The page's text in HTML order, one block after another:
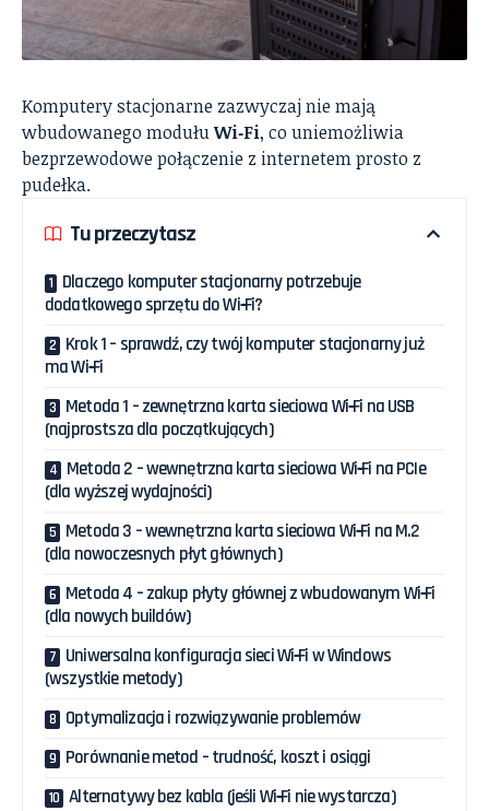
Komputery stacjonarne zazwyczaj nie mają
wbudowanego modułuWi‑Fi, co uniemożliwia
bezprzewodowe połączenie z internetem prosto z
pudełka.
Tu przeczytasz
Dlaczego komputer stacjonarny potrzebuje
dodatkowego sprzętu do Wi‑Fi?
Krok 1 – sprawdź, czy twój komputer stacjonarny już
ma Wi‑Fi
Metoda 1 – zewnętrzna karta sieciowa Wi‑Fi na USB
(najprostsza dla początkujących)
Metoda 2 – wewnętrzna karta sieciowa Wi‑Fi na PCIe
(dla wyższej wydajności)
Metoda 3 – wewnętrzna karta sieciowa Wi‑Fi na M.2
(dla nowoczesnych płyt głównych)
Metoda 4 – zakup płyty głównej z wbudowanym Wi‑Fi
(dla nowych buildów)
Uniwersalna konfiguracja sieci Wi‑Fi w Windows
(wszystkie metody)
Optymalizacja i rozwiązywanie problemów
Porównanie metod – trudność, koszt i osiągi
Alternatywy bez kabla (jeśli Wi‑Fi nie wystarcza)